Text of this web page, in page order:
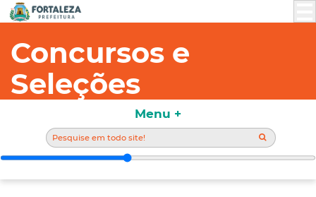
Concursos e
Seleções